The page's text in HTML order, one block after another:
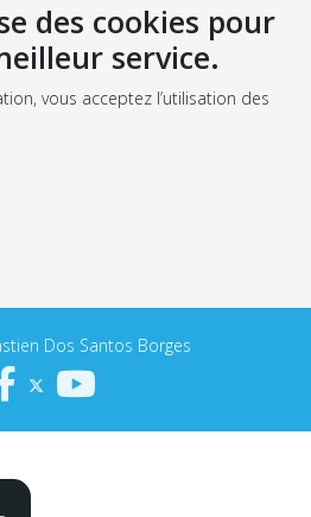
des cookies pour
service.
vous acceptez l’utilisation des
Dos Santos Borges